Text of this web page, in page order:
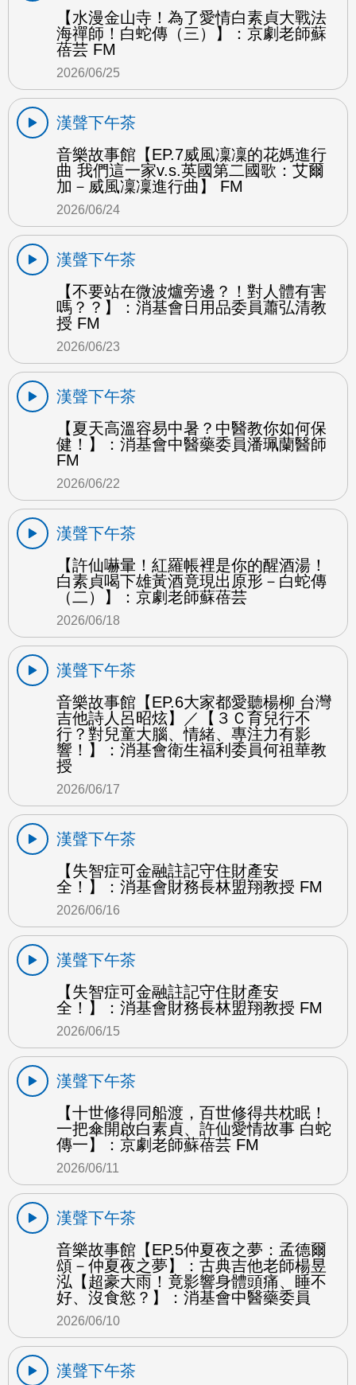
【水漫金山寺！為了愛情白素貞大戰法
海禪師！白蛇傳（三）】：京劇老師蘇
蓓芸 FM
2026/06/25
漢聲下午茶
音樂故事館【EP.7威風凜凜的花媽進行
曲 我們這一家v.s.英國第二國歌：艾爾
加－威風凜凜進行曲】 FM
2026/06/24
漢聲下午茶
【不要站在微波爐旁邊？！對人體有害
嗎？？】：消基會日用品委員蕭弘清教
授 FM
2026/06/23
漢聲下午茶
【夏天高溫容易中暑？中醫教你如何保
健！】：消基會中醫藥委員潘珮蘭醫師
FM
2026/06/22
漢聲下午茶
【許仙嚇暈！紅羅帳裡是你的醒酒湯！
白素貞喝下雄黃酒竟現出原形－白蛇傳
（二）】：京劇老師蘇蓓芸
2026/06/18
漢聲下午茶
音樂故事館【EP.6大家都愛聽楊柳 台灣
吉他詩人呂昭炫】／【３Ｃ育兒行不
行？對兒童大腦、情緒、專注力有影
響！】：消基會衛生福利委員何祖華教
授
2026/06/17
漢聲下午茶
【失智症可金融註記守住財產安
全！】：消基會財務長林盟翔教授 FM
2026/06/16
漢聲下午茶
【失智症可金融註記守住財產安
全！】：消基會財務長林盟翔教授 FM
2026/06/15
漢聲下午茶
【十世修得同船渡，百世修得共枕眠！
一把傘開啟白素貞、許仙愛情故事 白蛇
傳一】：京劇老師蘇蓓芸 FM
2026/06/11
漢聲下午茶
音樂故事館【EP.5仲夏夜之夢：孟德爾
頌－仲夏夜之夢】：古典吉他老師楊昱
泓【超豪大雨！竟影響身體頭痛、睡不
好、沒食慾？】：消基會中醫藥委員
2026/06/10
漢聲下午茶